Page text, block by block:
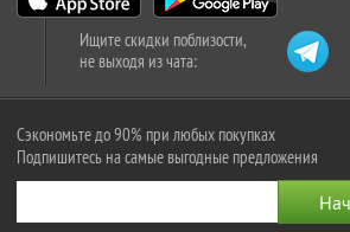
Ищите скидки поблизости,
не выходя из чата:
Сэкономьте до 90% при любых покупках
Подпишитесь на самые выгодные предложения